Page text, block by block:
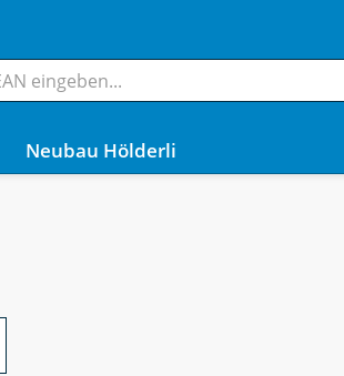
Neubau Hölderli